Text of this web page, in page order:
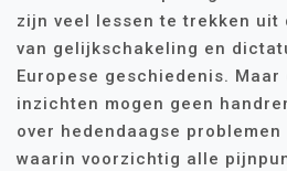
zijn veel lessen te trekken uit
van gelijkschakeling en
Europese geschiedenis.
inzichten mogen geen
over hedendaagse
waarin voorzichtig alle